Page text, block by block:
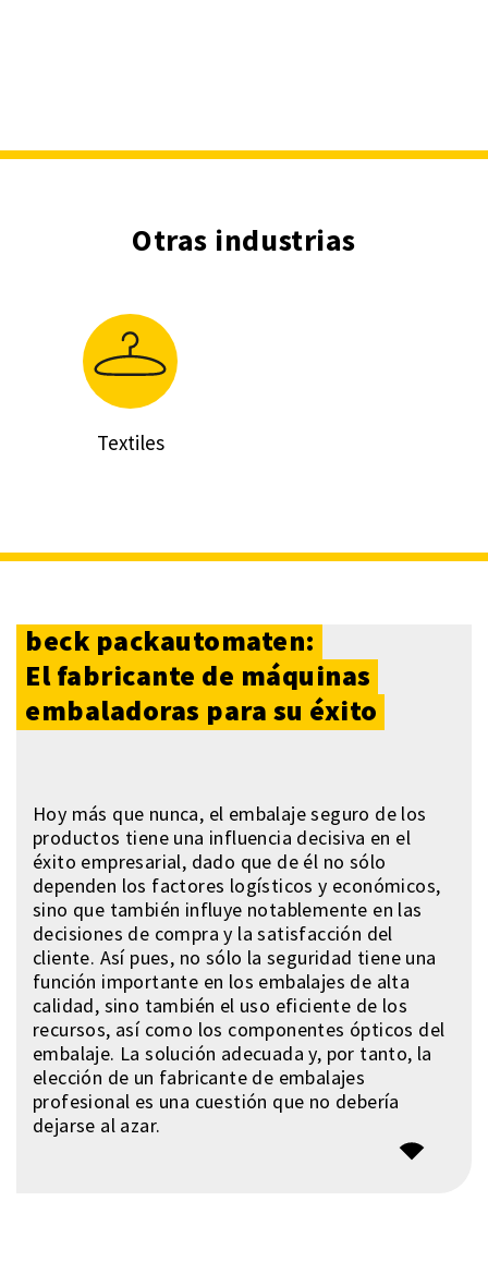
Otras industrias
Textiles
beck packautomaten:
El fabricante de máquinas
embaladoras para su éxito
Hoy más que nunca, el embalaje seguro de los
productos tiene una influencia decisiva en el
éxito empresarial, dado que de él no sólo
dependen los factores logísticos y económicos,
sino que también influye notablemente en las
decisiones de compra y la satisfacción del
cliente. Así pues, no sólo la seguridad tiene una
función importante en los embalajes de alta
calidad, sino también el uso eficiente de los
recursos, así como los componentes ópticos del
embalaje. La solución adecuada y, por tanto, la
elección de un fabricante de embalajes
profesional es una cuestión que no debería
dejarse al azar.